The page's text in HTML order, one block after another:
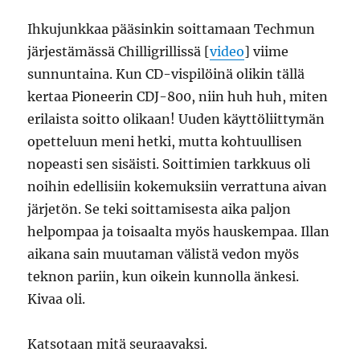
Ihkujunkkaa pääsinkin soittamaan Techmun
järjestämässä Chilligrillissä [video] viime
sunnuntaina. Kun CD-vispilöinä olikin tällä
kertaa Pioneerin CDJ-800, niin huh huh, miten
erilaista soitto olikaan! Uuden käyttöliittymän
opetteluun meni hetki, mutta kohtuullisen
nopeasti sen sisäisti. Soittimien tarkkuus oli
noihin edellisiin kokemuksiin verrattuna aivan
järjetön. Se teki soittamisesta aika paljon
helpompaa ja toisaalta myös hauskempaa. Illan
aikana sain muutaman välistä vedon myös
teknon pariin, kun oikein kunnolla änkesi.
Kivaa oli.
Katsotaan mitä seuraavaksi.